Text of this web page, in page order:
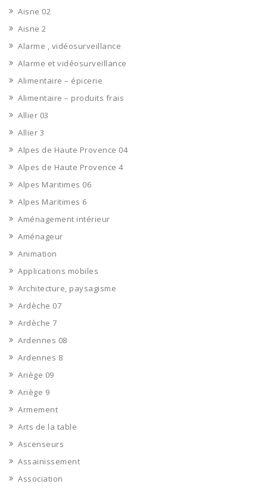
Aisne 02
Aisne 2
Alarme , vidéosurveillance
Alarme et vidéosurveillance
Alimentaire – épicerie
Alimentaire – produits frais
Allier 03
Allier 3
Alpes de Haute Provence 04
Alpes de Haute Provence 4
Alpes Maritimes 06
Alpes Maritimes 6
Aménagement intérieur
Aménageur
Animation
Applications mobiles
Architecture, paysagisme
Ardèche 07
Ardèche 7
Ardennes 08
Ardennes 8
Ariège 09
Ariège 9
Armement
Arts de la table
Ascenseurs
Assainissement
Association